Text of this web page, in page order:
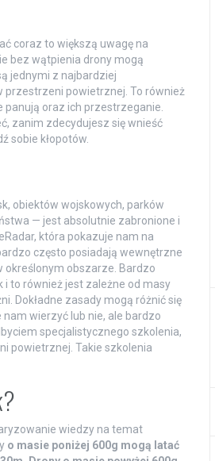
coraz to większą uwagę na
bez wątpienia drony mogą
jednymi z najbardziej
przestrzeni powietrznej. To również
panują oraz ich przestrzeganie.
zanim zdecydujesz się wnieść
sobie kłopotów.
obiektów wojskowych, parków
— jest absolutnie zabronione i
która pokazuje nam na
często posiadają wewnętrzne
określonym obszarze. Bardzo
to również jest zależne od masy
Dokładne zasady mogą różnić się
wierzyć lub nie, ale bardzo
specjalistycznego szkolenia,
powietrznej. Takie szkolenia
wiedzy na temat
o masie poniżej 600g mogą latać